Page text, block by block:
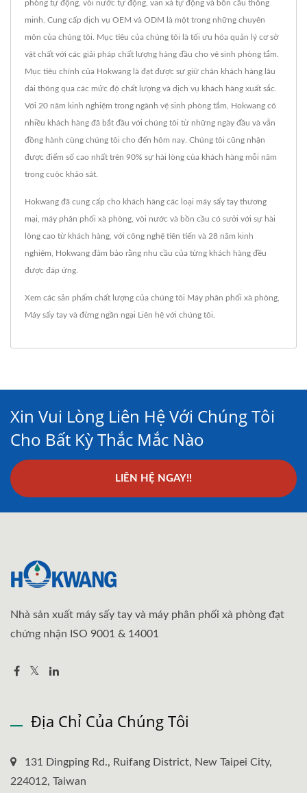
phòng tự động, vòi nước tự động, van xả tự động và bồn cầu thông
minh. Cung cấp dịch vụ OEM và ODM là một trong những chuyên
môn của chúng tôi. Mục tiêu của chúng tôi là tối ưu hóa quản lý cơ sở
vật chất với các giải pháp chất lượng hàng đầu cho vệ sinh phòng tắm.
Mục tiêu chính của Hokwang là đạt được sự giữ chân khách hàng lâu
dài thông qua các mức độ chất lượng và dịch vụ khách hàng xuất sắc.
Với 20 năm kinh nghiệm trong ngành vệ sinh phòng tắm, Hokwang có
nhiều khách hàng đã bắt đầu với chúng tôi từ những ngày đầu và vẫn
đồng hành cùng chúng tôi cho đến hôm nay. Chúng tôi cũng nhận
được điểm số cao nhất trên 90% sự hài lòng của khách hàng mỗi năm
trong cuộc khảo sát.
Hokwang đã cung cấp cho khách hàng các loại máy sấy tay thương
mại, máy phân phối xà phòng, vòi nước và bồn cầu có sưởi với sự hài
lòng cao từ khách hàng, với công nghệ tiên tiến và 28 năm kinh
nghiệm, Hokwang đảm bảo rằng nhu cầu của từng khách hàng đều
được đáp ứng.
Xem các sản phẩm chất lượng của chúng tôi Máy phân phối xà phòng
Máy sấy tay và đừng ngần ngại Liên hệ với chúng tôi
Xin Vui Lòng Liên Hệ Với Chúng Tôi
Cho Bất Kỳ Thắc Mắc Nào
LIÊN HỆ NGAY!!
Nhà sản xuất máy sấy tay và máy phân phối xà phòng đạt
chứng nhận ISO 9001 & 14001
Địa Chỉ Của Chúng Tôi
131 Dingping Rd., Ruifang District, New Taipei City,
224012, Taiwan